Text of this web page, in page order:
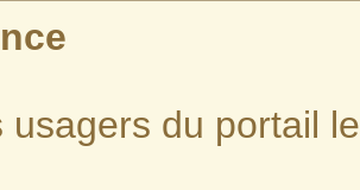
usagers du portail